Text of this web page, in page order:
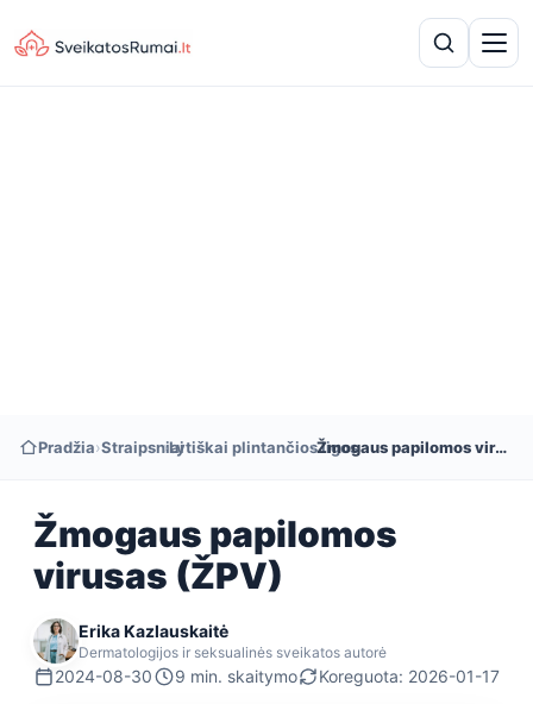
Pradžia›Straipsniai
›Lytiškai plintančios ligos
› Žmogaus papilomos virusas (ŽPV)
Žmogaus papilomos
virusas (ŽPV)
Erika Kazlauskaitė
Dermatologijos ir seksualinės sveikatos autorė
2024-08-30 9 min. skaitymo Koreguota: 2026-01-17